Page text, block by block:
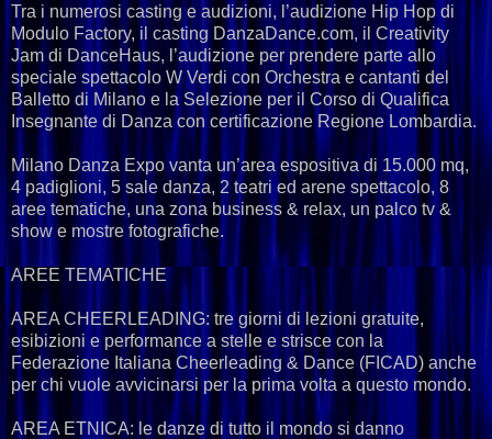
Tra i numerosi casting e audizioni, l’audizione Hip Hop di
Modulo Factory, il casting DanzaDance.com, il Creativity
Jam di DanceHaus, l’audizione per prendere parte allo
speciale spettacolo W Verdi con Orchestra e cantanti del
Balletto di Milano e la Selezione per il Corso di Qualifica
Insegnante di Danza con certificazione Regione Lombardia.
Milano Danza Expo vanta un’area espositiva di 15.000 mq,
4 padiglioni, 5 sale danza, 2 teatri ed arene spettacolo, 8
aree tematiche, una zona business & relax, un palco tv &
show e mostre fotografiche.
AREE TEMATICHE
AREA CHEERLEADING: tre giorni di lezioni gratuite,
esibizioni e performance a stelle e strisce con la
Federazione Italiana Cheerleading & Dance (FICAD) anche
per chi vuole avvicinarsi per la prima volta a questo mondo.
AREA ETNICA: le danze di tutto il mondo si danno